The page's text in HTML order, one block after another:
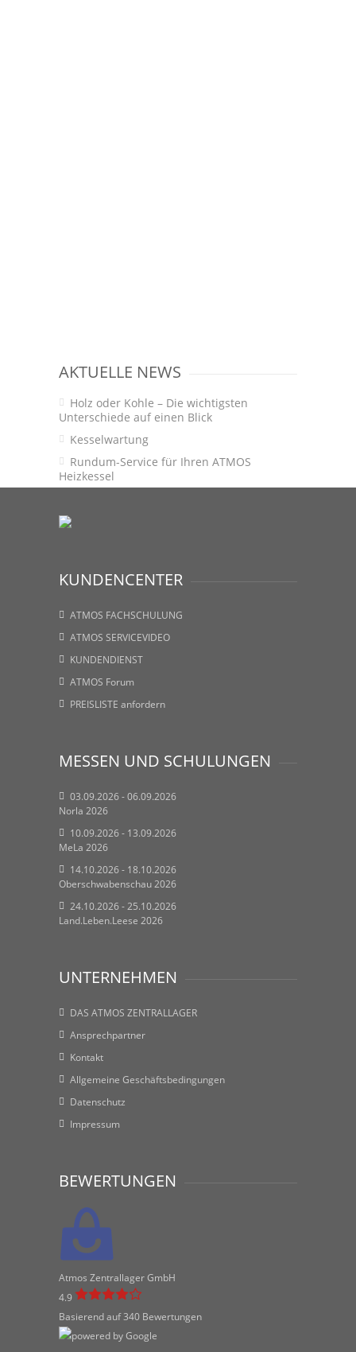
AKTUELLE NEWS
Holz oder Kohle – Die wichtigsten
Unterschiede auf einen Blick
Kesselwartung
Rundum-Service für Ihren ATMOS
Heizkessel
KUNDENCENTER
ATMOS FACHSCHULUNG
ATMOS SERVICEVIDEO
KUNDENDIENST
ATMOS Forum
PREISLISTE anfordern
MESSEN UND SCHULUNGEN
03.09.2026 - 06.09.2026
Norla 2026
10.09.2026 - 13.09.2026
MeLa 2026
14.10.2026 - 18.10.2026
Oberschwabenschau 2026
24.10.2026 - 25.10.2026
Land.Leben.Leese 2026
UNTERNEHMEN
DAS ATMOS ZENTRALLAGER
Ansprechpartner
Kontakt
Allgemeine Geschäftsbedingungen
Datenschutz
Impressum
BEWERTUNGEN
Atmos Zentrallager GmbH
4.9
Basierend auf 340 Bewertungen